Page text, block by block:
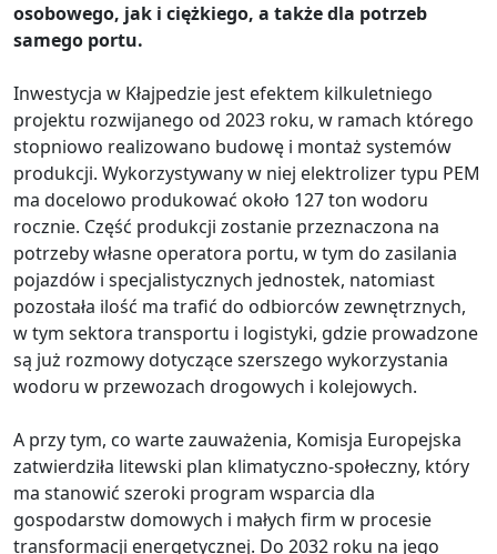
osobowego, jak i ciężkiego, a także dla potrzeb
samego portu.
Inwestycja w Kłajpedzie jest efektem kilkuletniego
projektu rozwijanego od 2023 roku, w ramach którego
stopniowo realizowano budowę i montaż systemów
produkcji. Wykorzystywany w niej elektrolizer typu PEM
ma docelowo produkować około 127 ton wodoru
rocznie. Część produkcji zostanie przeznaczona na
potrzeby własne operatora portu, w tym do zasilania
pojazdów i specjalistycznych jednostek, natomiast
pozostała ilość ma trafić do odbiorców zewnętrznych,
w tym sektora transportu i logistyki, gdzie prowadzone
są już rozmowy dotyczące szerszego wykorzystania
wodoru w przewozach drogowych i kolejowych.
A przy tym, co warte zauważenia, Komisja Europejska
zatwierdziła litewski plan klimatyczno-społeczny, który
ma stanowić szeroki program wsparcia dla
gospodarstw domowych i małych firm w procesie
transformacji energetycznej. Do 2032 roku na jego